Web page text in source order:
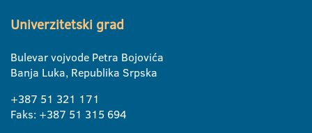
Univerzitetski grad
Bulevar vojvode Petra Bojovića
Banja Luka, Republika Srpska
+387 51 321 171
Faks: +387 51 315 694